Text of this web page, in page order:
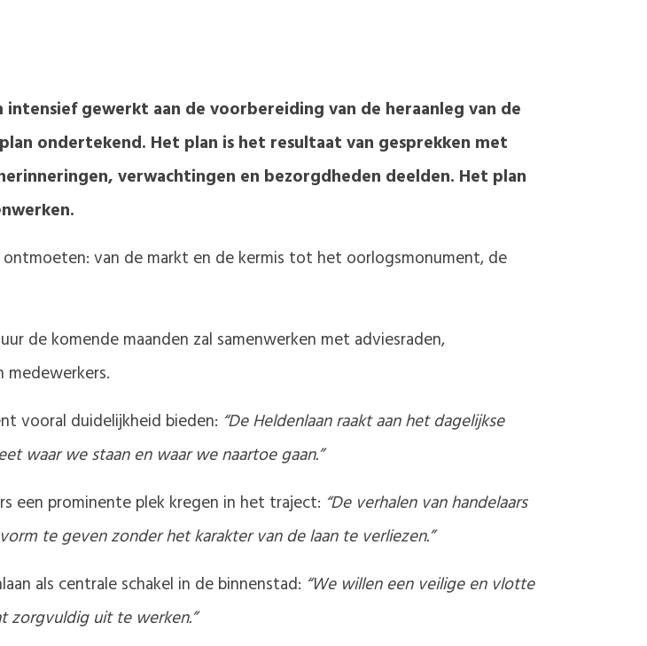
gewerkt aan de voorbereiding van de heraanleg van de
ondertekend. Het plan is het resultaat van gesprekken met
verwachtingen en bezorgdheden deelden. Het plan
van de markt en de kermis tot het oorlogsmonument, de
de komende maanden zal samenwerken met adviesraden,
medewerkers.
vooral duidelijkheid bieden: “De Heldenlaan raakt aan het dagelijkse
waar we staan en waar we naartoe gaan.”
een prominente plek kregen in het traject: “De verhalen van handelaars
te geven zonder het karakter van de laan te verliezen.”
als centrale schakel in de binnenstad: “We willen een veilige en vlotte
zorgvuldig uit te werken.”